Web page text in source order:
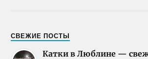
СВЕЖИЕ ПОСТЫ
Катки в Люблине —